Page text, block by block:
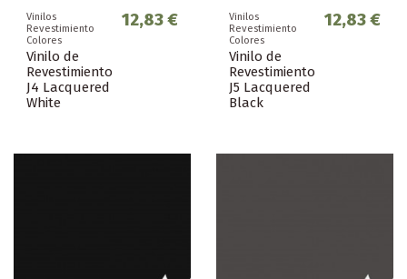
Vinilos
Revestimiento
Colores
Vinilo de
Revestimiento
J4 Lacquered
White
12,83 €
Vinilos
Revestimiento
Colores
Vinilo de
Revestimiento
J5 Lacquered
Black
12,83 €